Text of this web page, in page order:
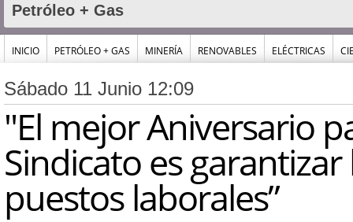
Petróleo + Gas
INICIO PETRÓLEO + GAS MINERÍA RENOVABLES ELÉCTRICAS
Sábado 11 Junio 12:09
"El mejor Aniversario
Sindicato es garantizar
puestos laborales”